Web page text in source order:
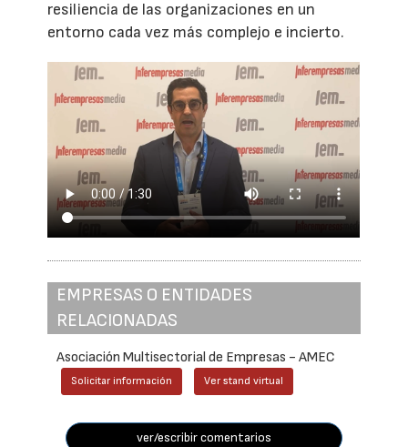
resiliencia de las organizaciones en un
entorno cada vez más complejo e incierto.
EMPRESAS O ENTIDADES
RELACIONADAS
Asociación Multisectorial de Empresas - AMEC
Solicitar información Ver stand virtual
ver/escribir comentarios